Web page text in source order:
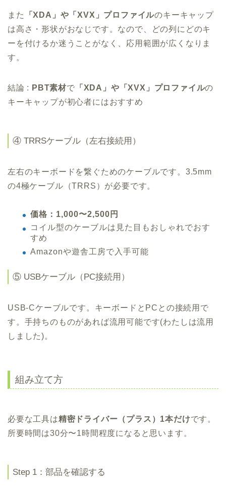
また 「XDA」や「XVX」プロファイルのキーキャップ
は高さ・形状がおなじです。なので、どの列にどのキ
ーを付けるか迷うことがなく、応用範囲が広くなりま
す。
結論 : PBT素材で 「XDA」や「XVX」プロファイルの
キーキャップが初心者にはおすすめ
④ TRRSケーブル（左右接続用）
左右のキーボードを繋ぐためのケーブルです。3.5mm
の4極ケーブル（TRRS）が必要です。
価格：1,000〜2,500円
コイル型のケーブルは見た目もおしゃれでおす
すめ
Amazonや遊舎工房で入手可能
⑤ USBケーブル（PC接続用）
USB-Cケーブルです。キーボードとPCとの接続用で
す。手持ちのものがあれば流用可能です(わたしは流用
しました)。
組み立て方
必要な工具は精密ドライバー（プラス）1本だけです。
所要時間は30分〜1時間程度になると思います。
Step 1：部品を確認する